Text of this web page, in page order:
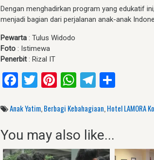
Dengan menghadirkan program yang edukatif
menjadi bagian dari perjalanan anak-anak
Pewarta : Tulus Widodo
Foto : Istimewa
Penerbit: Rizal IT
Facebook
Twitter
Pinterest
WhatsApp
Telegram
Anak Yatim,Berbagi Kebahagiaan,Hotel LAMORA
You may also like...